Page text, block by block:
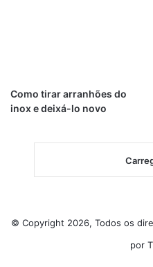
Como tirar arranhões do
inox e deixá-lo novo
© Copyright 2026, Todos os
por